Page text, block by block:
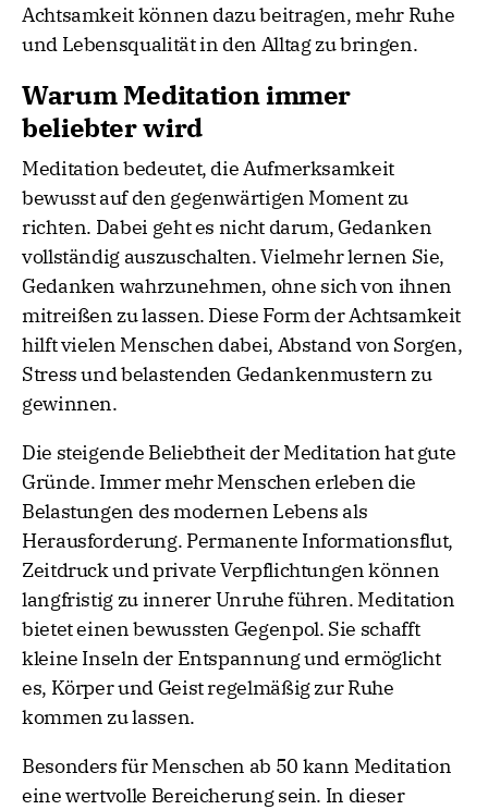
Achtsamkeit können dazu beitragen, mehr Ruhe
und Lebensqualität in den Alltag zu bringen.
Warum Meditation immer
beliebter wird
Meditation bedeutet, die Aufmerksamkeit
bewusst auf den gegenwärtigen Moment zu
richten. Dabei geht es nicht darum, Gedanken
vollständig auszuschalten. Vielmehr lernen Sie,
Gedanken wahrzunehmen, ohne sich von ihnen
mitreißen zu lassen. Diese Form der Achtsamkeit
hilft vielen Menschen dabei, Abstand von Sorgen,
Stress und belastenden Gedankenmustern zu
gewinnen.
Die steigende Beliebtheit der Meditation hat gute
Gründe. Immer mehr Menschen erleben die
Belastungen des modernen Lebens als
Herausforderung. Permanente Informationsflut,
Zeitdruck und private Verpflichtungen können
langfristig zu innerer Unruhe führen. Meditation
bietet einen bewussten Gegenpol. Sie schafft
kleine Inseln der Entspannung und ermöglicht
es, Körper und Geist regelmäßig zur Ruhe
kommen zu lassen.
Besonders für Menschen ab 50 kann Meditation
eine wertvolle Bereicherung sein. In dieser